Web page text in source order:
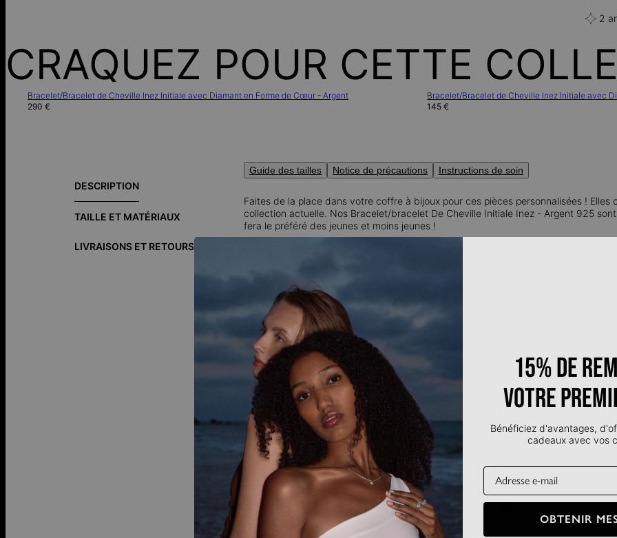
2
CRAQUEZ POUR CETTE
Bracelet/Bracelet de Cheville Inez Initiale avec Diamant en Forme de Cœur - Argent
290 €
Bracelet/Bracelet de Cheville Inez Initiale avec
145 €
DESCRIPTION
TAILLE ET MATÉRIAUX
LIVRAISONS ET RETOURS
Guide des tailles Notice de précautions Instructions de soin
Faites de la place dans votre coffre à bijoux pour ces pièces personnalisées ! Elles
collection actuelle. Nos Bracelet/bracelet De Cheville Initiale Inez - Argent 925
fera le préféré des jeunes et moins jeunes !
Vous pouvez personnaliser ce bracelet branché avec jusqu’à
Vous avez un nom court, ce bracelet est fait pour vous. Vous
Comment le porter ?
Portez-le, seul ou jumelé avec un bracelet manchette pour
bras et soyez créatif en agençant ce bracelet en Argent 925.
Argent 925: intemporel et résistant, l’argent sterling est un choix classique.
composé de 92.5% d’argent (pur) et de 7.5% de cuivre.Découvrez notre collection
élégantes.
FAIT POUR VOUS, PORTÉ PAR
AVIS DE NOS CLIENTS
4.8
Basé sur 15 avis
15% de
votre
Bénéficiez d'avantages,
cadeaux avec vos
Email
OBTENIR